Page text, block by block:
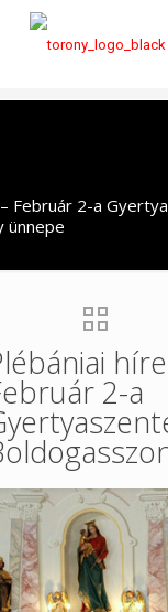
Február 2-a
ünnepe
2-a